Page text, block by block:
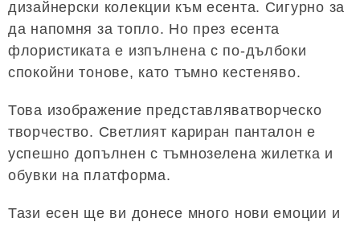
дизайнерски колекции към есента. Сигурно за
да напомня за топло. Но през есента
флористиката е изпълнена с по-дълбоки
спокойни тонове, като тъмно кестеняво.
Това изображение представляватворческо
творчество. Светлият кариран панталон е
успешно допълнен с тъмнозелена жилетка и
обувки на платформа.
Тази есен ще ви донесе много нови емоции и